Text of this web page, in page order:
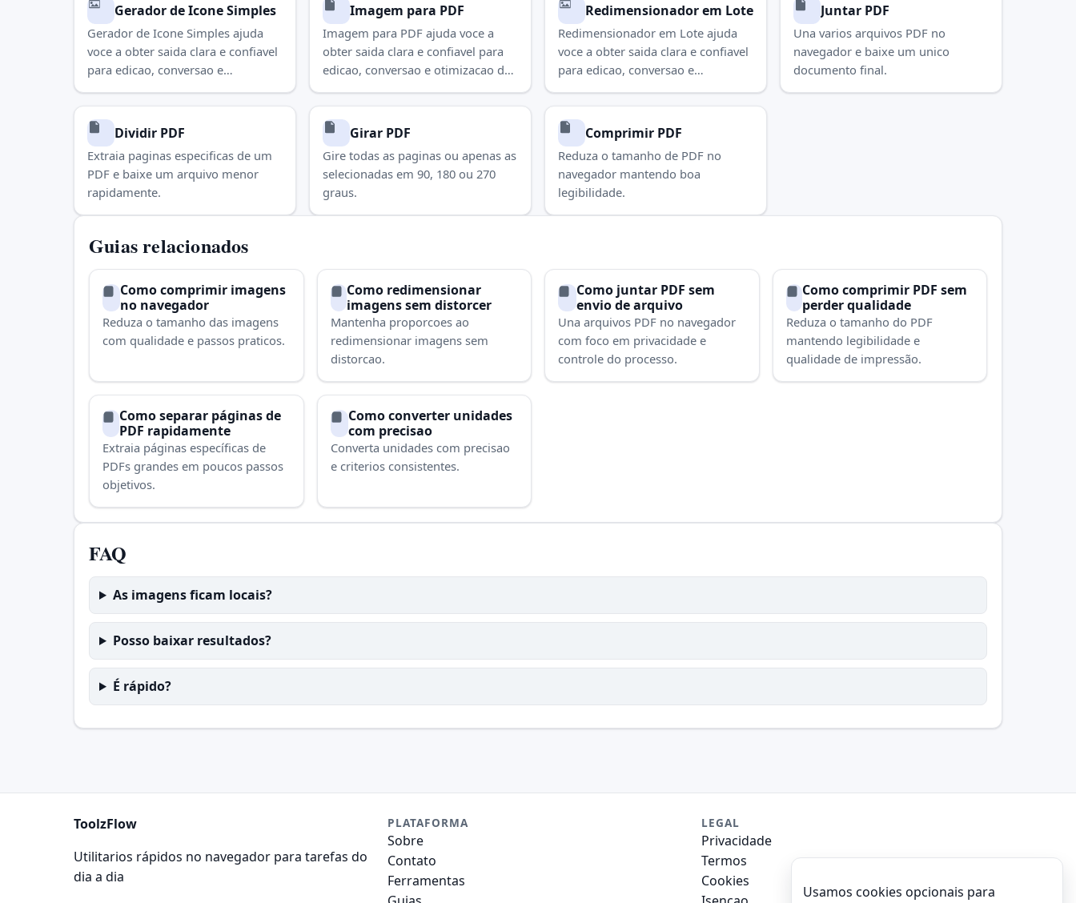
Gerador de Icone Simples
Gerador de Icone Simples ajuda
voce a obter saida clara e confiavel
para edicao, conversao e
otimizacao de imagens. Use para
concluir a tarefa rapidamente.
Imagem para PDF
Imagem para PDF ajuda voce a
obter saida clara e confiavel para
edicao, conversao e otimizacao de
imagens. Use para concluir a tarefa
rapidamente.
Redimensionador em Lote
Redimensionador em Lote ajuda
voce a obter saida clara e confiavel
para edicao, conversao e
otimizacao de imagens. Use para
concluir a tarefa rapidamente.
Juntar PDF
Una varios arquivos PDF no
navegador e baixe um unico
documento final.
Dividir PDF
Extraia paginas especificas de um
PDF e baixe um arquivo menor
rapidamente.
Girar PDF
Gire todas as paginas ou apenas as
selecionadas em 90, 180 ou 270
graus.
Comprimir PDF
Reduza o tamanho de PDF no
navegador mantendo boa
legibilidade.
Guias relacionados
Como comprimir imagens
no navegador
Reduza o tamanho das imagens
com qualidade e passos praticos.
Como redimensionar
imagens sem distorcer
Mantenha proporcoes ao
redimensionar imagens sem
distorcao.
Como juntar PDF sem
envio de arquivo
Una arquivos PDF no navegador
com foco em privacidade e
controle do processo.
Como comprimir PDF sem
perder qualidade
Reduza o tamanho do PDF
mantendo legibilidade e
qualidade de impressão.
Como separar páginas de
PDF rapidamente
Extraia páginas específicas de
PDFs grandes em poucos passos
objetivos.
Como converter unidades
com precisao
Converta unidades com precisao
e criterios consistentes.
FAQ
As imagens ficam locais?
Posso baixar resultados?
É rápido?
ToolzFlow
Utilitarios rápidos no navegador para tarefas do
dia a dia
PLATAFORMA
Sobre
Contato
Ferramentas
LEGAL
Privacidade
Termos
Cookies
Usamos cookies opcionais para